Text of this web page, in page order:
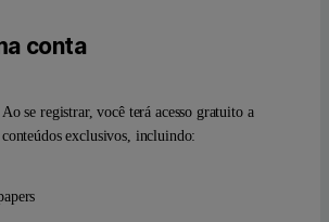
note, the molecular weight, molecular weight
conta
Ao se registrar, você terá acesso gratuito a
conteúdos exclusivos, incluindo: